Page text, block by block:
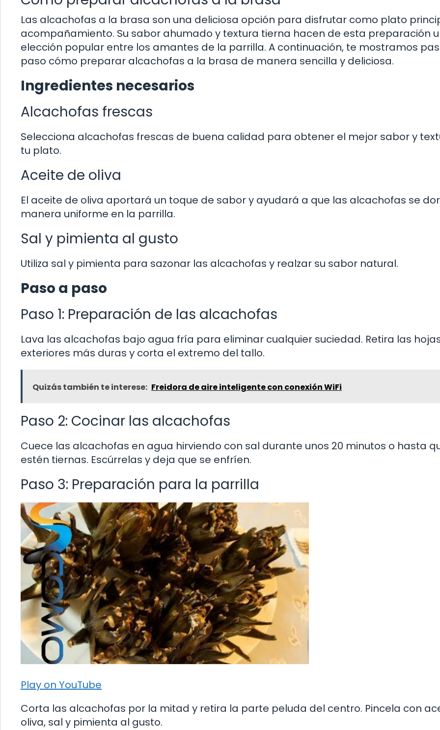
Las alcachofas a la brasa son una deliciosa opción para disfrutar como plato
acompañamiento. Su sabor ahumado y textura tierna hacen de esta preparación
elección popular entre los amantes de la parrilla. A continuación, te mostramos
paso cómo preparar alcachofas a la brasa de manera sencilla y deliciosa.
Ingredientes necesarios
Alcachofas frescas
Selecciona alcachofas frescas de buena calidad para obtener el mejor sabor y
tu plato.
Aceite de oliva
El aceite de oliva aportará un toque de sabor y ayudará a que las alcachofas se
manera uniforme en la parrilla.
Sal y pimienta al gusto
Utiliza sal y pimienta para sazonar las alcachofas y realzar su sabor natural.
Paso a paso
Paso 1: Preparación de las alcachofas
Lava las alcachofas bajo agua fría para eliminar cualquier suciedad. Retira las
exteriores más duras y corta el extremo del tallo.
Quizás también te interese: Freidora de aire inteligente con conexión WiFi
Paso 2: Cocinar las alcachofas
Cuece las alcachofas en agua hirviendo con sal durante unos 20 minutos o hasta
estén tiernas. Escúrrelas y deja que se enfríen.
Paso 3: Preparación para la parrilla
Play on YouTube
Corta las alcachofas por la mitad y retira la parte peluda del centro. Pincela con
oliva, sal y pimienta al gusto.